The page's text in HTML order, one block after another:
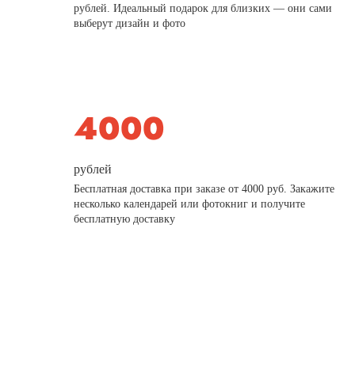
рублей. Идеальный подарок для близких — они сами
выберут дизайн и фото
рублей
Бесплатная доставка при заказе от 4000 руб. Закажите
несколько календарей или фотокниг и получите
бесплатную доставку